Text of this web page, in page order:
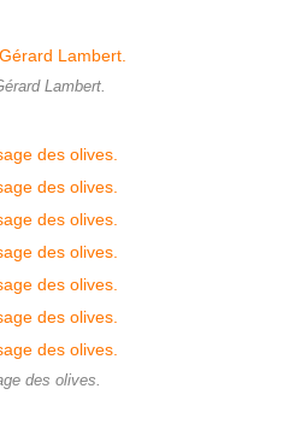
Lambert.
des olives.